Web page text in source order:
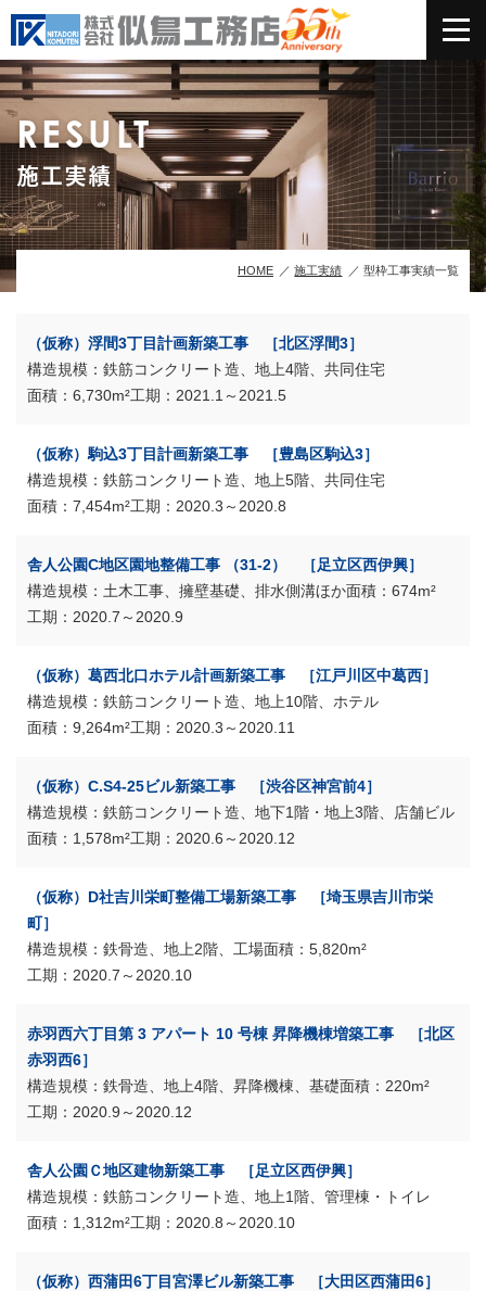
RESULT
施工実績
HOME 施工実績 型枠工事実績一覧
（仮称）浮間3丁目計画新築工事 ［北区浮間3］
鉄筋コンクリート造、地上4階、共同住宅
6,730m²
2021.1～2021.5
（仮称）駒込3丁目計画新築工事 ［豊島区駒込3］
鉄筋コンクリート造、地上5階、共同住宅
7,454m²
2020.3～2020.8
舎人公園C地区園地整備工事 （31-2） ［足立区西伊興］
土木工事、擁壁基礎、排水側溝ほか
674m²
2020.7～2020.9
（仮称）葛西北口ホテル計画新築工事 ［江戸川区中葛西］
鉄筋コンクリート造、地上10階、ホテル
9,264m²
2020.3～2020.11
（仮称）C.S4-25ビル新築工事 ［渋谷区神宮前4］
鉄筋コンクリート造、地下1階・地上3階、店舗ビル
1,578m²
2020.6～2020.12
（仮称）D社吉川栄町整備工場新築工事 ［埼玉県吉川市栄
町］
鉄骨造、地上2階、工場
5,820m²
2020.7～2020.10
赤羽西六丁目第 3 アパート 10 号棟 昇降機棟増築工事 ［北区
赤羽西6］
鉄骨造、地上4階、昇降機棟、基礎
220m²
2020.9～2020.12
舎人公園Ｃ地区建物新築工事 ［足立区西伊興］
鉄筋コンクリート造、地上1階、管理棟・トイレ
1,312m²
2020.8～2020.10
（仮称）西蒲田6丁目宮澤ビル新築工事 ［大田区西蒲田6］